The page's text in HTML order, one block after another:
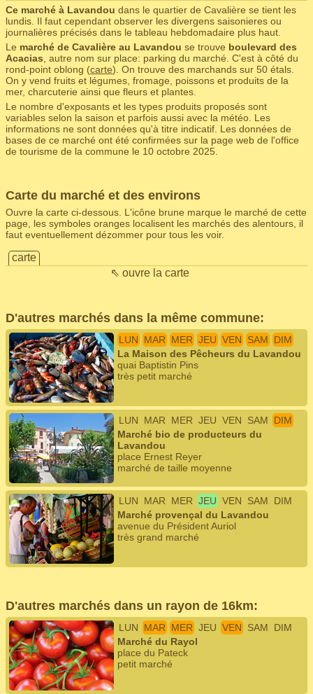
Ce marché à Lavandou dans le quartier de Cavalière se tient les
lundis. Il faut cependant observer les divergens saisonieres ou
journalières précisés dans le tableau hebdomadaire plus haut.
Le marché de Cavalière au Lavandou se trouve boulevard des
Acacias , autre nom sur place: parking du marché. C'est à côté du
rond-point oblong (carte). On trouve des marchands sur 50 étals.
On y vend fruits et légumes, fromage, poissons et produits de la
mer, charcuterie ainsi que fleurs et plantes.
Le nombre d'exposants et les types produits proposés sont
variables selon la saison et parfois aussi avec la météo. Les
informations ne sont données qu'à titre indicatif. Les données de
bases de ce marché ont été confirmées sur la page web de l'office
de tourisme de la commune le 10 octobre 2025.
Carte du marché et des environs
Ouvre la carte ci-dessous. L'icône brune marque le marché de cette
page, les symboles oranges localisent les marchés des alentours, il
faut eventuellement dézommer pour tous les voir.
carte
⇖ ouvre la carte
D'autres marchés dans la même commune:
LUN MAR MER JEU VEN SAM
DIM
La Maison des Pêcheurs du Lavandou
quai Baptistin Pins
très petit marché
LUN MAR MER JEU VEN SAM
DIM
Marché bio de producteurs du
Lavandou
place Ernest Reyer
marché de taille moyenne
LUN MAR MER JEU VEN SAM
DIM
Marché provençal du Lavandou
avenue du Président Auriol
très grand marché
D'autres marchés dans un rayon de 16km:
LUN MAR MER JEU VEN SAM
DIM
Marché du Rayol
place du Pateck
petit marché